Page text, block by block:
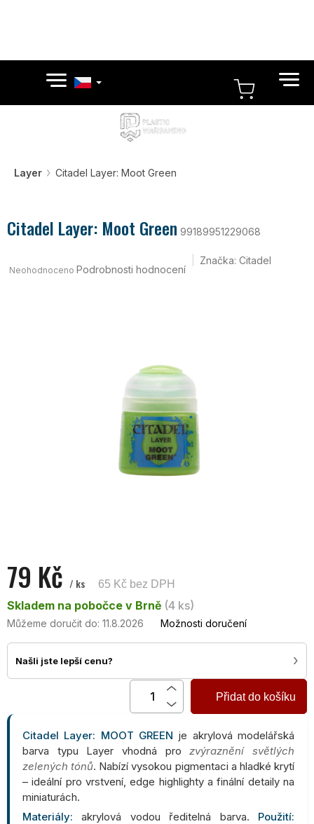
Layer Citadel Layer: Moot Green
Citadel Layer: Moot Green 99189951229068
hodnocení
Neohodnoceno Podrobnosti hodnocení
Značka:Citadel
79 Kč / ks 65 Kč bez DPH
Měrná
Skladem na pobočce v Brně (4 ks)
Můžeme doručit do: 11.8.2026 Možnosti doručení
Našli jste lepší cenu? ›
Přidat do košíku
Citadel Layer: MOOT GREEN je akrylová modelářská
barva typu Layer vhodná prozvýraznění světlých
zelených tónů. Nabízí vysokou pigmentaci a hladké krytí
– ideální pro vrstvení, edge highlighty a finální detaily na
miniaturách.
Materiály: akrylová vodou ředitelná barva. Použití: